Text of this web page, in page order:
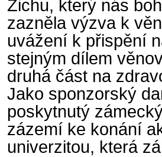
Zichu, který nás
zazněla výzva k
uvážení k přispění
stejným dílem
druhá část na
Jako sponzorský
poskytnutý
zázemí ke konání
univerzitou, která